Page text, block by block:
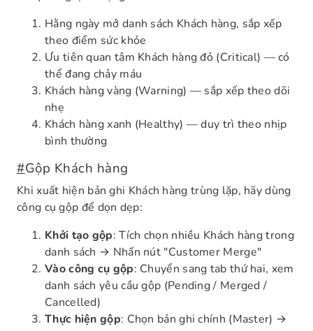
Hằng ngày mở danh sách Khách hàng, sắp xếp
theo điểm sức khỏe
Ưu tiên quan tâm Khách hàng đỏ (Critical) — có
thể đang chảy máu
Khách hàng vàng (Warning) — sắp xếp theo dõi
nhẹ
Khách hàng xanh (Healthy) — duy trì theo nhịp
bình thường
#Gộp Khách hàng
Khi xuất hiện bản ghi Khách hàng trùng lặp, hãy dùng
công cụ gộp để dọn dẹp:
Khởi tạo gộp: Tích chọn nhiều Khách hàng trong
danh sách → Nhấn nút "Customer Merge"
Vào công cụ gộp: Chuyển sang tab thứ hai, xem
danh sách yêu cầu gộp (Pending / Merged /
Cancelled)
Thực hiện gộp: Chọn bản ghi chính (Master) →